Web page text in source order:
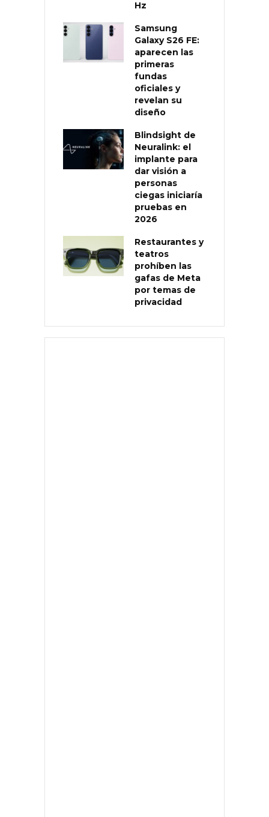
Hz
Samsung
Galaxy S26 FE:
aparecen las
primeras
fundas
oficiales y
revelan su
diseño
Blindsight de
Neuralink: el
implante para
dar visión a
personas
ciegas iniciaría
pruebas en
2026
Restaurantes y
teatros
prohíben las
gafas de Meta
por temas de
privacidad